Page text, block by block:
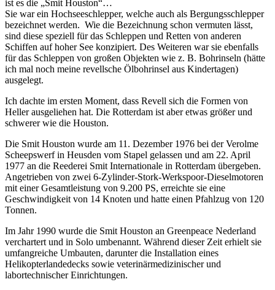
ist es die „Smit Houston“…
Sie war ein Hochseeschlepper, welche auch als Bergungsschlepper
bezeichnet werden. Wie die Bezeichnung schon vermuten lässt,
sind diese speziell für das Schleppen und Retten von anderen
Schiffen auf hoher See konzipiert. Des Weiteren war sie ebenfalls
für das Schleppen von großen Objekten wie z. B. Bohrinseln (hätte
ich mal noch meine revellsche Ölbohrinsel aus Kindertagen)
ausgelegt.
Ich dachte im ersten Moment, dass Revell sich die Formen von
Heller ausgeliehen hat. Die Rotterdam ist aber etwas größer und
schwerer wie die Houston.
Die Smit Houston wurde am 11. Dezember 1976 bei der Verolme
Scheepswerf in Heusden vom Stapel gelassen und am 22. April
1977 an die Reederei Smit Internationale in Rotterdam übergeben.
Angetrieben von zwei 6-Zylinder-Stork-Werkspoor-Dieselmotoren
mit einer Gesamtleistung von 9.200 PS, erreichte sie eine
Geschwindigkeit von 14 Knoten und hatte einen Pfahlzug von 120
Tonnen.
Im Jahr 1990 wurde die Smit Houston an Greenpeace Nederland
verchartert und in Solo umbenannt. Während dieser Zeit erhielt sie
umfangreiche Umbauten, darunter die Installation eines
Helikopterlandedecks sowie veterinärmedizinischer und
labortechnischer Einrichtungen.